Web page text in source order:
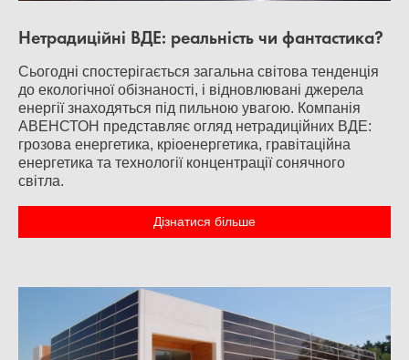
Нетрадиційні ВДЕ: реальність чи фантастика?
Сьогодні спостерігається загальна світова тенденція
до екологічної обізнаності, і відновлювані джерела
енергії знаходяться під пильною увагою. Компанія
АВЕНСТОН представляє огляд нетрадиційних ВДЕ:
грозова енергетика, кріоенергетика, гравітаційна
енергетика та технології концентрації сонячного
світла.
Дізнатися більше